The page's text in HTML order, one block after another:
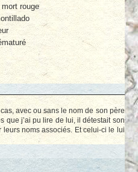
rouge
avec ou sans le nom de son père
que j’ai pu lire de lui, il détestait son
noms associés. Et celui-ci le lui